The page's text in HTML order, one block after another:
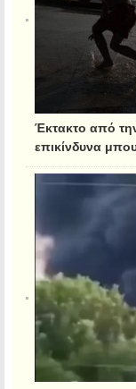
Έκτακτο από
επικίνδυνα